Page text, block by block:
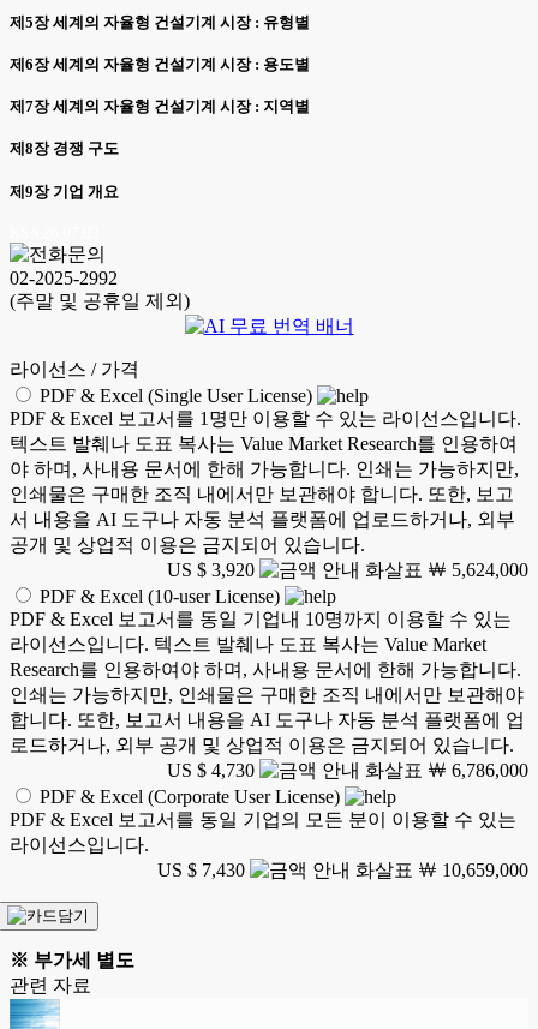
제5장 세계의 자율형 건설기계 시장 : 유형별
제6장 세계의 자율형 건설기계 시장 : 용도별
제7장 세계의 자율형 건설기계 시장 : 지역별
제8장 경쟁 구도
제9장 기업 개요
02-2025-2992
(주말 및 공휴일 제외)
라이선스 / 가격
PDF & Excel (Single User License)
PDF & Excel 보고서를 1명만 이용할 수 있는 라이선스입니다.
텍스트 발췌나 도표 복사는 Value Market Research를 인용하여
야 하며, 사내용 문서에 한해 가능합니다. 인쇄는 가능하지만,
인쇄물은 구매한 조직 내에서만 보관해야 합니다. 또한, 보고
서 내용을 AI 도구나 자동 분석 플랫폼에 업로드하거나, 외부
공개 및 상업적 이용은 금지되어 있습니다.
US $ 3,920
￦ 5,624,000
PDF & Excel (10-user License)
PDF & Excel 보고서를 동일 기업내 10명까지 이용할 수 있는
라이선스입니다. 텍스트 발췌나 도표 복사는 Value Market
Research를 인용하여야 하며, 사내용 문서에 한해 가능합니다.
인쇄는 가능하지만, 인쇄물은 구매한 조직 내에서만 보관해야
합니다. 또한, 보고서 내용을 AI 도구나 자동 분석 플랫폼에 업
로드하거나, 외부 공개 및 상업적 이용은 금지되어 있습니다.
US $ 4,730
￦ 6,786,000
PDF & Excel (Corporate User License)
PDF & Excel 보고서를 동일 기업의 모든 분이 이용할 수 있는
라이선스입니다.
US $ 7,430
￦ 10,659,000
※ 부가세 별도
관련 자료